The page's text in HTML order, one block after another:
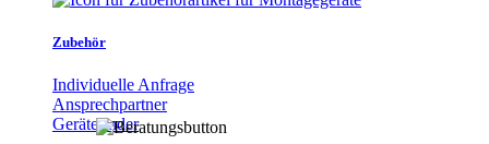
Zubehör
Individuelle Anfrage
Ansprechpartner
Gerätefinder